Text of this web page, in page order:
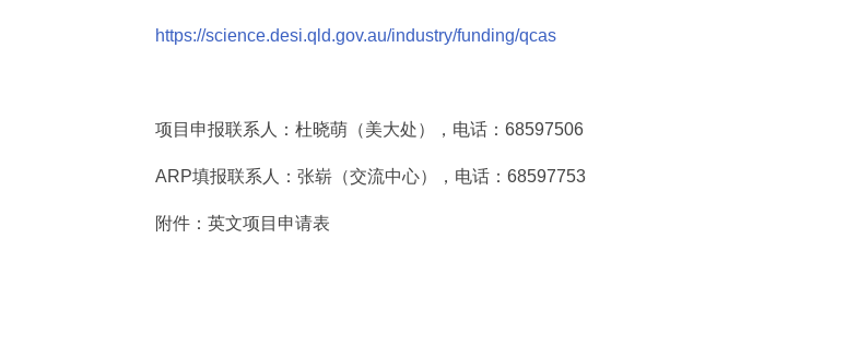
https://science.desi.qld.gov.au/industry/funding/qcas
项目申报联系人：杜晓萌（美大处），电话：68597506
ARP填报联系人：张崭（交流中心），电话：68597753
附件：英文项目申请表